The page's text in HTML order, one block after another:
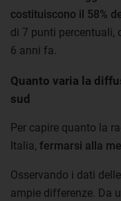
costituiscono il 58%
di 7 punti percentuali,
6 anni fa.
Quanto varia la
sud
Per capire quanto la
Italia, fermarsi alla
Osservando i dati
ampie differenze. Da